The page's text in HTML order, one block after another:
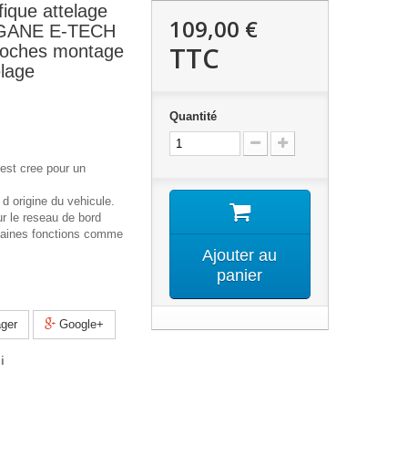
attelage
E-TECH
montage
cree pour un
origine du vehicule.
le reseau de bord
fonctions comme
Google+
109,00 €
TTC
Quantité
Ajouter au
panier